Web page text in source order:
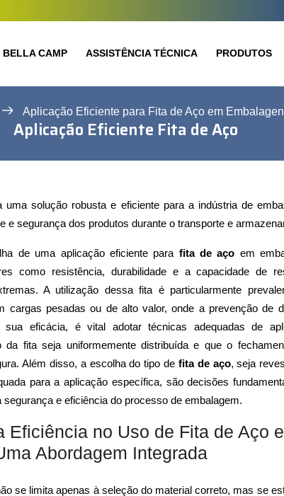
BELLA CAMP ASSISTÊNCIA TÉCNICA PRODUTOS
Aplicação Eficiente para Fita de Aço em
Aplicação Eficiente Fita de Aço
uma solução robusta e eficiente para a indústria de
e segurança dos produtos durante o transporte e
de uma aplicação eficiente para fita de aço em
como resistência, durabilidade e a capacidade de
A utilização dessa fita é particularmente
cargas pesadas ou de alto valor, onde a prevenção de
eficácia, é vital adotar técnicas adequadas de
da fita seja uniformemente distribuída e que o
Além disso, a escolha do tipo de fita de aço, seja
para a aplicação específica, são decisões
e eficiência do processo de embalagem.
Eficiência no Uso de Fita de Aço
Abordagem Integrada
se limita apenas à seleção do material correto, mas se